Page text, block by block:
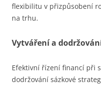
flexibilitu v přizpůsobení
na trhu.
Vytváření a
Efektivní řízení financí při
dodržování sázkové